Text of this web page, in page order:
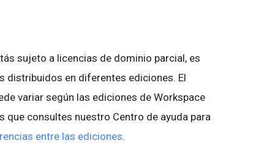
sujeto a licencias de dominio parcial, es
distribuidos en diferentes ediciones. El
variar según las ediciones de Workspace
que consultes nuestro Centro de ayuda para
entre las ediciones.